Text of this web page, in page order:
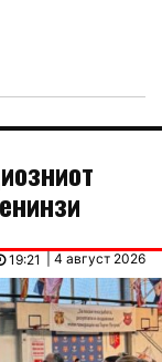
| 4 август 2026
19:21